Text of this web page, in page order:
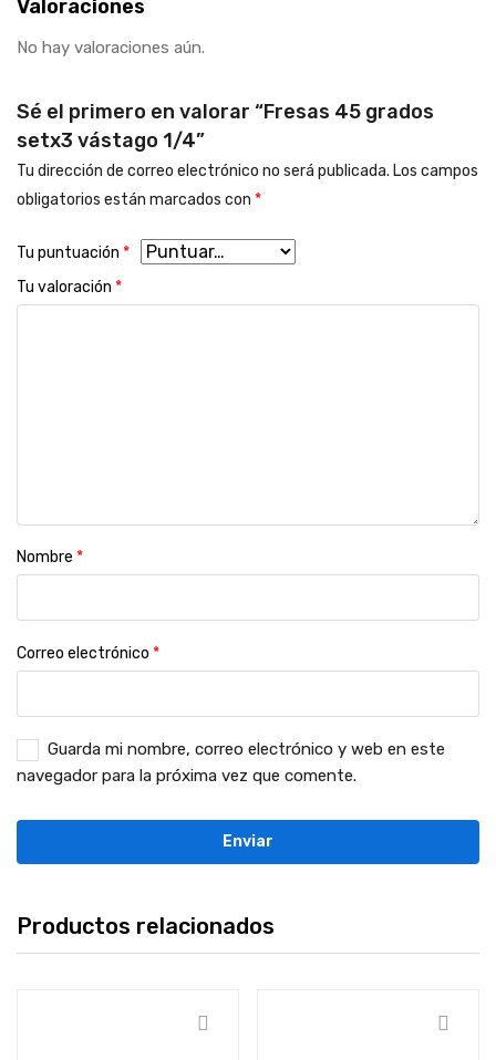
Valoraciones
No hay valoraciones aún.
Sé el primero en valorar “Fresas 45 grados
setx3 vástago 1/4”
Tu dirección de correo electrónico no será publicada. Los campos
obligatorios están marcados con *
Tu puntuación *
Tu valoración *
Nombre *
Correo electrónico *
Guarda mi nombre, correo electrónico y web en este
navegador para la próxima vez que comente.
Productos relacionados